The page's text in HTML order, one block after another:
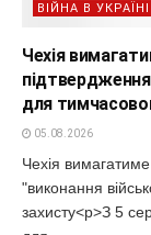
ВІЙНА В УКРАЇНІ
Чехія
для
05.08.2026
Чехія вимагатиме
"виконання
захисту<p>З 5